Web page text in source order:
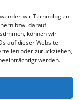
wir Technologien
bzw. darauf
können wir
auf dieser Website
oder zurückziehen,
werden.